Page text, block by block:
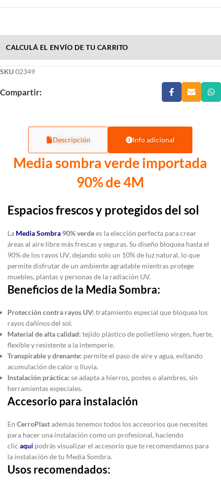
CALCULÁ EL ENVÍO DE TU CARRITO
SKU02349
Compartir:
Descripción Info adicional
Media sombra verde importada
90% de 4M
Espacios frescos y protegidos del sol
La Media Sombra 90% verdees la elección perfecta para crear
áreas al aire libre más frescas y seguras. Su diseño bloquea hasta el
90% de los rayos UV, dejando solo un 10% de luz natural, lo que
permite disfrutar de un ambiente agradable mientras protege
muebles, plantas y personas de la radiación UV.
Beneficios de la Media Sombra:
Protección contra rayos UV: tratamiento especial que bloquea los
rayos dañinos del sol.
Material de alta calidad: tejido plástico de polietileno virgen, fuerte,
flexible y resistente a la intemperie.
Transpirable y drenante: permite el paso de aire y agua, evitando
acumulación de calor o lluvia.
Instalación práctica: se adapta a hierros, postes o alambres, sin
herramientas especiales.
Accesorio para instalación
En CerroPlastademás tenemos todos los accesorios que necesites
para hacer una instalación como un profesional, haciendo
clic aquí podrás visualizar el accesorio que te recomendamos para
la instalación de tu Media Sombra.
Usos recomendados: